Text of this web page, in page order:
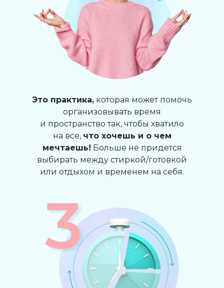
Это практика, которая может помочь
организовывать время
и пространство так, чтобы хватило
на все, что хочешь и о чем
мечтаешь! Больше не придется
выбирать между стиркой/готовкой
или отдыхом и временем на себя.